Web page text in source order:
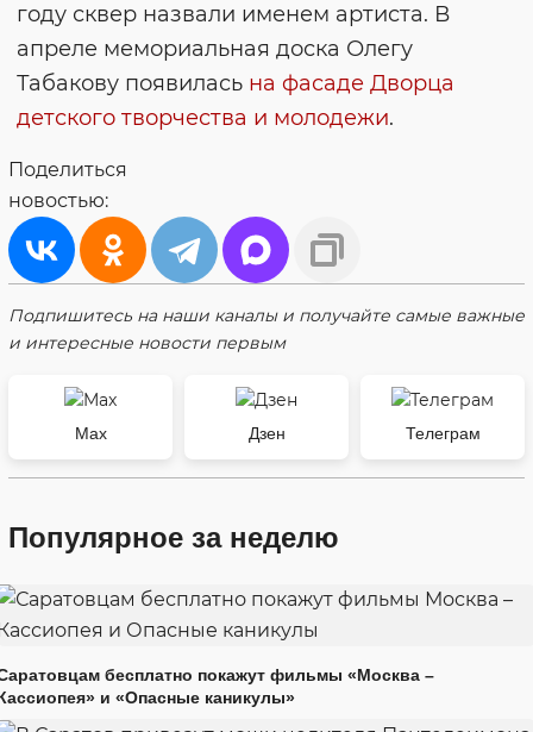
году сквер назвали именем артиста. В
апреле мемориальная доска Олегу
Табакову появилась на фасаде Дворца
детского творчества и молодежи.
Поделиться
новостью:
Подпишитесь на наши каналы и получайте самые важные
и интересные новости первым
Max Дзен Телеграм
Популярное за неделю
бесплатно покажут фильмы «Москва –
и «Опасные каникулы»